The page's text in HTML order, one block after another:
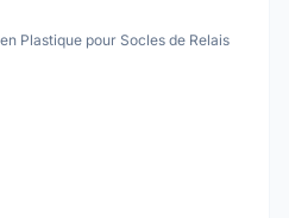
Plastique pour Socles de Relais